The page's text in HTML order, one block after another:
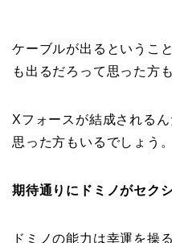
ケーブルが出るということ
も出るだろって思った方
Xフォースが結成される
思った方もいるでしょう。
期待通りにドミノがセク
ドミノの能力は幸運を操